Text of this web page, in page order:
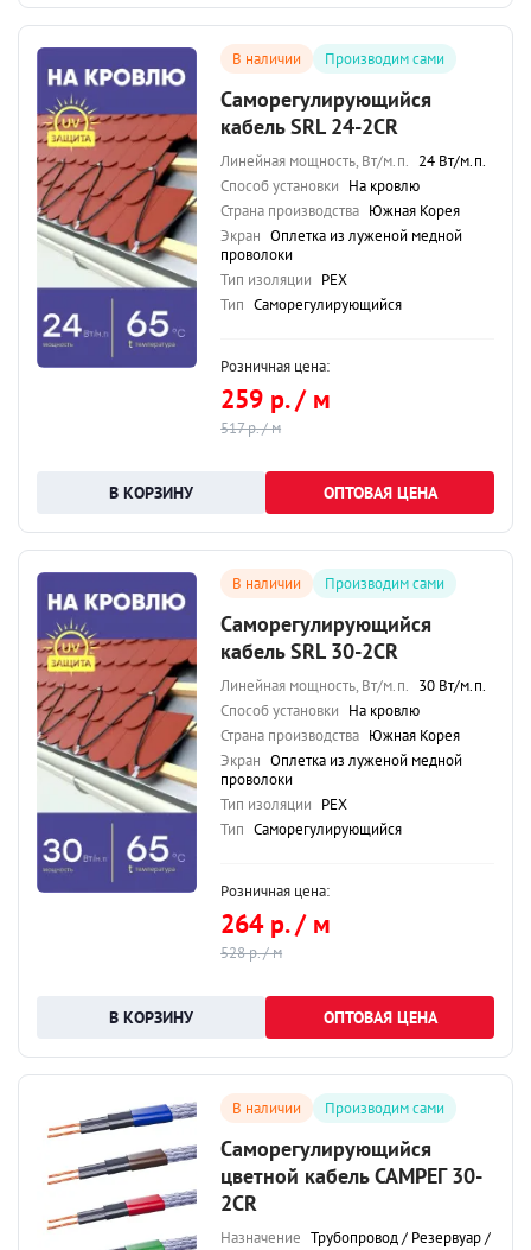
В наличии Производим сами
Саморегулирующийся
кабель SRL 24-2CR
Линейная мощность, Вт/м.п. 24 Вт/м.п.
Способ установки На кровлю
Страна производства Южная Корея
Экран Оплетка из луженой медной
проволоки
Тип изоляции PEX
Тип Саморегулирующийся
Розничная цена:
259 р. / м
517 р. / м
ОПТОВАЯ ЦЕНА
В наличии Производим сами
Саморегулирующийся
кабель SRL 30-2CR
Линейная мощность, Вт/м.п. 30 Вт/м.п.
Способ установки На кровлю
Страна производства Южная Корея
Экран Оплетка из луженой медной
проволоки
Тип изоляции PEX
Тип Саморегулирующийся
Розничная цена:
264 р. / м
528 р. / м
ОПТОВАЯ ЦЕНА
В наличии Производим сами
Саморегулирующийся
цветной кабель САМРЕГ 30-
2CR
Назначение Трубопровод / Резервуар /